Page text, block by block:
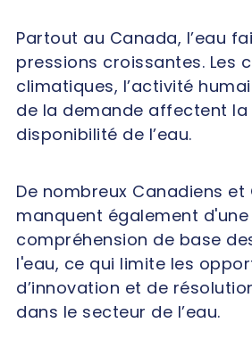
Partout au Canada, l’eau
pressions croissantes. Les
climatiques, l’activité
de la demande affectent
disponibilité de l’eau.
De nombreux Canadiens et
manquent également d'une
compréhension de base
l'eau, ce qui limite les
d’innovation et de
dans le secteur de l’eau.